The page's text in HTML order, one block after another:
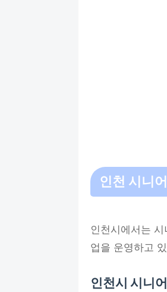
인천 시니
인천시에서는
업을 운영하고
인천시 시니